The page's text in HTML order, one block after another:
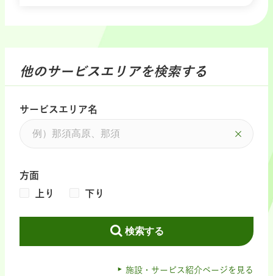
他のサービスエリアを検索する
サービスエリア名
方面
上り
下り
検索する
施設・サービス紹介ページを見る